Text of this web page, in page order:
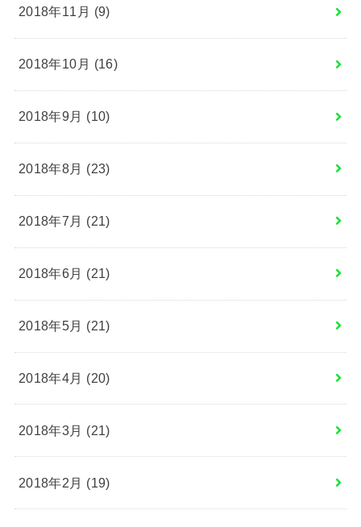
2018年11月 (9)
2018年10月 (16)
2018年9月 (10)
2018年8月 (23)
2018年7月 (21)
2018年6月 (21)
2018年5月 (21)
2018年4月 (20)
2018年3月 (21)
2018年2月 (19)